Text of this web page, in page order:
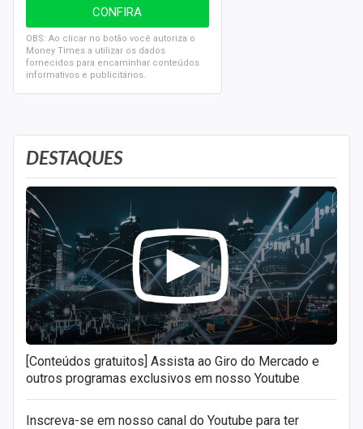
DESTAQUES
[Conteúdos gratuitos] Assista ao Giro do Mercado e
outros programas exclusivos em nosso Youtube
Inscreva-se em nosso canal do Youtube para ter
OBS: Ao clicar no botão você autoriza o
Money Times a utilizar os dados
fornecidos para encaminhar conteúdos
informativos e publicitários.